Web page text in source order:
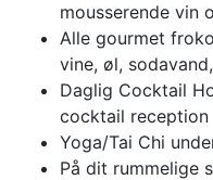
mousserende vin
Alle gourmet
vine, øl,
Daglig Cocktail
cocktail reception
Yoga/Tai Chi
På dit rummelige